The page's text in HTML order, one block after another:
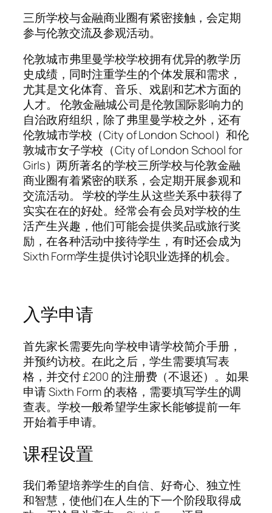
三所学校与金融商业圈有紧密接触，会定期
参与伦敦交流及参观活动。
伦敦城市弗里曼学校学校拥有优异的教学历
史成绩，同时注重学生的个体发展和需求，
尤其是文化体育、音乐、戏剧和艺术方面的
人才。 伦敦金融城公司是伦敦国际影响力的
自治政府组织，除了弗里曼学校之外，还有
伦敦城市学校（City of London School）和伦
敦城市女子学校（City of London School for
Girls）两所著名的学校三所学校与伦敦金融
商业圈有着紧密的联系，会定期开展参观和
交流活动。 学校的学生从这些关系中获得了
实实在在的好处。经常会有会员对学校的生
活产生兴趣，他们可能会提供奖品或旅行奖
励，在各种活动中接待学生，有时还会成为
Sixth Form学生提供讨论职业选择的机会。
入学申请
首先家长需要先向学校申请学校简介手册，
并预约访校。在此之后，学生需要填写表
格，并交付 £200 的注册费（不退还）。如果
申请 Sixth Form 的表格，需要填写学生的调
查表。学校一般希望学生家长能够提前一年
开始着手申请。
课程设置
我们希望培养学生的自信、好奇心、独立性
和智慧，使他们在人生的下一个阶段取得成